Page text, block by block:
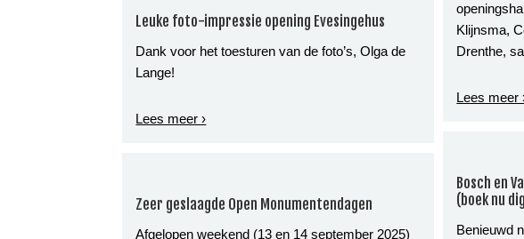
Klijnsma,
Drenthe,
Lees meer
Leuke foto-impressie opening Evesingehus
Dank voor het toesturen van de foto’s, Olga de
Lange!
Lees meer ›
Bosch en
(boek nu
Benieuwd
Zeer geslaagde Open Monumentendagen
Afgelopen weekend (13 en 14 september 2025)